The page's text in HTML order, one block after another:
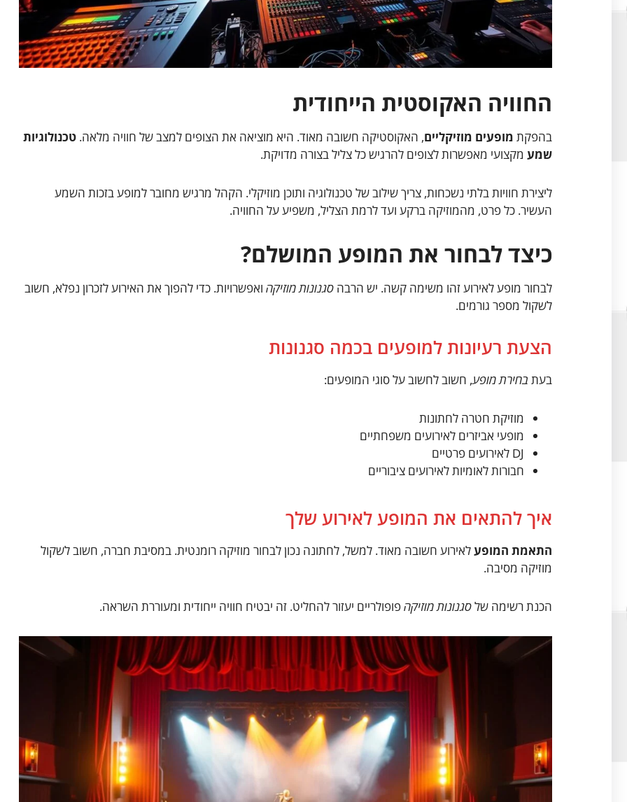
החוויה האקוסטית הייחודית
בהפקת מופעים מוזיקליים, האקוסטיקה חשובה מאוד. היא מוציאה את הצופים למצב של חוויה מלאה. טכנולוגיות
שמע מקצועי מאפשרות לצופים להרגיש כל צליל בצורה מדויקת.
ליצירת חוויות בלתי נשכחות, צריך שילוב של טכנולוגיה ותוכן מוזיקלי. הקהל מרגיש מחובר למופע בזכות השמע
העשיר. כל פרט, מהמוזיקה ברקע ועד לרמת הצליל, משפיע על החוויה.
כיצד לבחור את המופע המושלם?
לבחור מופע לאירוע זהו משימה קשה. יש הרבה סגנונות מוזיקה ואפשרויות. כדי להפוך את האירוע לזכרון נפלא, חשוב
לשקול מספר גורמים.
הצעת רעיונות למופעים בכמה סגנונות
בעת בחירת מופע, חשוב לחשוב על סוגי המופעים:
מוזיקת חטרה לחתונות
מופעי אביזרים לאירועים משפחתיים
DJ לאירועים פרטיים
חבורות לאומיות לאירועים ציבוריים
איך להתאים את המופע לאירוע שלך
התאמת המופעלאירוע חשובה מאוד. למשל, לחתונה נכון לבחור מוזיקה רומנטית. במסיבת חברה, חשוב לשקול
מוזיקה מסיבה.
הכנת רשימה שלסגנונות מוזיקהפופולריים יעזור להחליט. זה יבטיח חוויה ייחודית ומעוררת השראה.